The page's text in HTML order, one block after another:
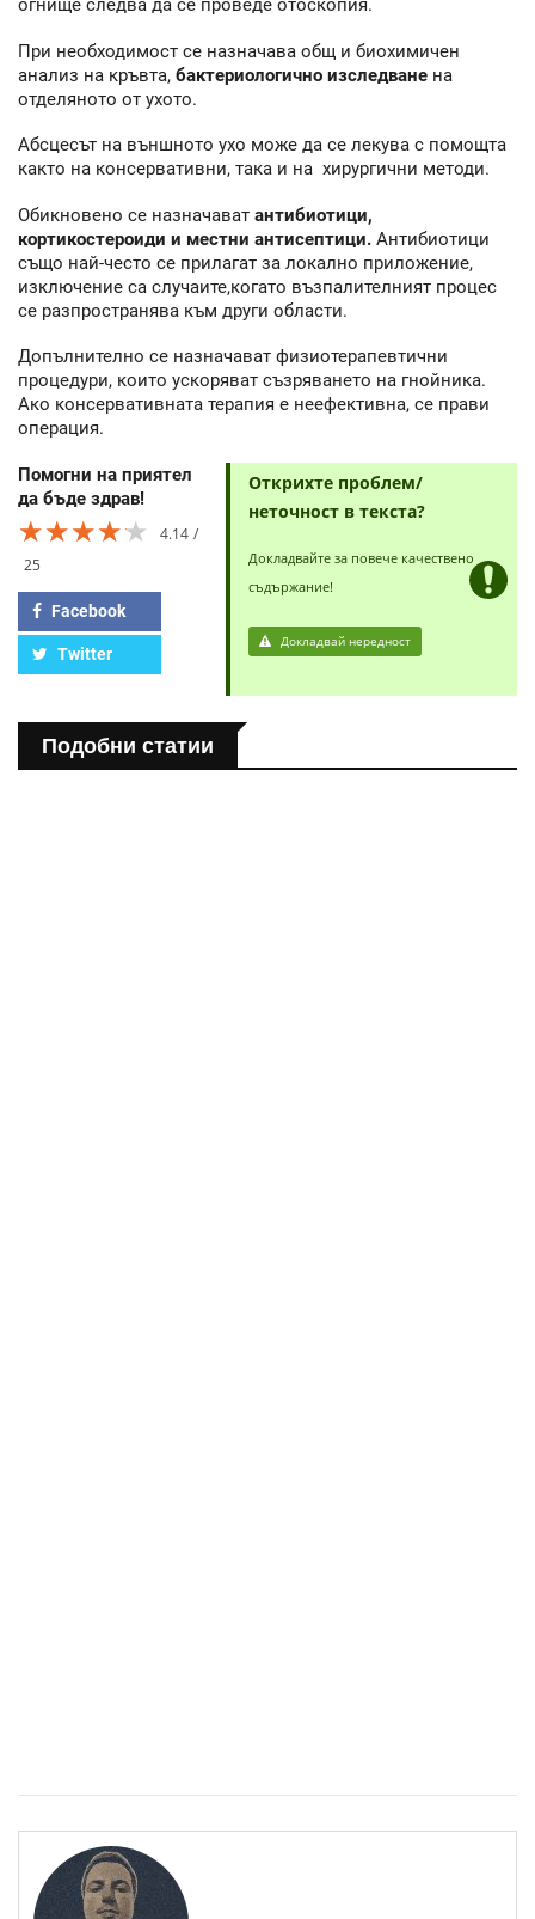
огнище следва да се проведе отоскопия.
При необходимост се назначава общ и биохимичен
анализ на кръвта, бактериологично изследване на
отделяното от ухото.
Абсцесът на външното ухо може да се лекува с помощта
както на консервативни, така и на хирургични методи.
Обикновено се назначават антибиотици,
кортикостероиди и местни антисептици. Антибиотици
също най-често се прилагат за локално приложение,
изключение са случаите,когато възпалителният процес
се разпространява към други области.
Допълнително се назначават физиотерапевтични
процедури, които ускоряват съзряването на гнойника.
Ако консервативната терапия е неефективна, се прави
операция.
Помогни на приятел
да бъде здрав!
★★★★★
★★★★★
★★★★★
4.14
25
Facebook
Twitter
Открихте проблем/
неточност в текста?
Докладвайте за повече качествено
съдържание!
Докладвай нередност
Подобни статии